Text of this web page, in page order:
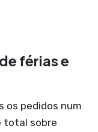
férias e
os pedidos num
total sobre